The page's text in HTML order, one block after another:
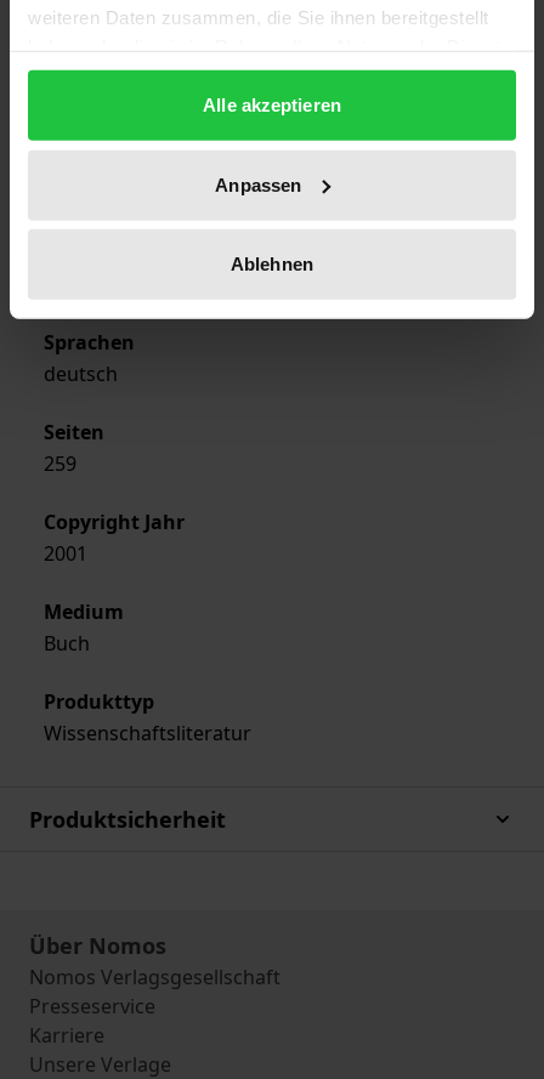
weiteren Daten zusammen, die Sie ihnen bereitgestellt
gesammelt haben.
Alle akzeptieren
Anpassen
Ablehnen
01.01.2001
Erscheinungsjahr
Sprachen
deutsch
Seiten
259
Copyright Jahr
2001
Medium
Buch
Produkttyp
Wissenschaftsliteratur
Produktsicherheit
Über Nomos
Nomos Verlagsgesellschaft
Presseservice
Karriere
Unsere Verlage